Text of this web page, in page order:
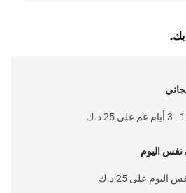
بك.
نفس اليوم
على 25 د.ك